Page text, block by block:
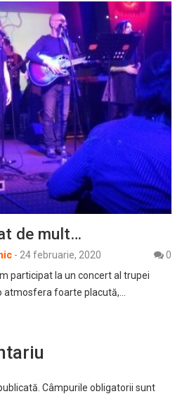
de mult…
- 24 februarie, 2020
0
participat la un concert al trupei
atmosfera foarte placută,…
Câmpurile obligatorii sunt